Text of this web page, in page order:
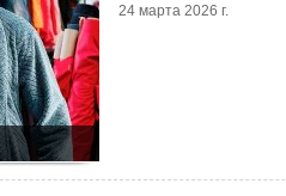
24 марта 2026 г.